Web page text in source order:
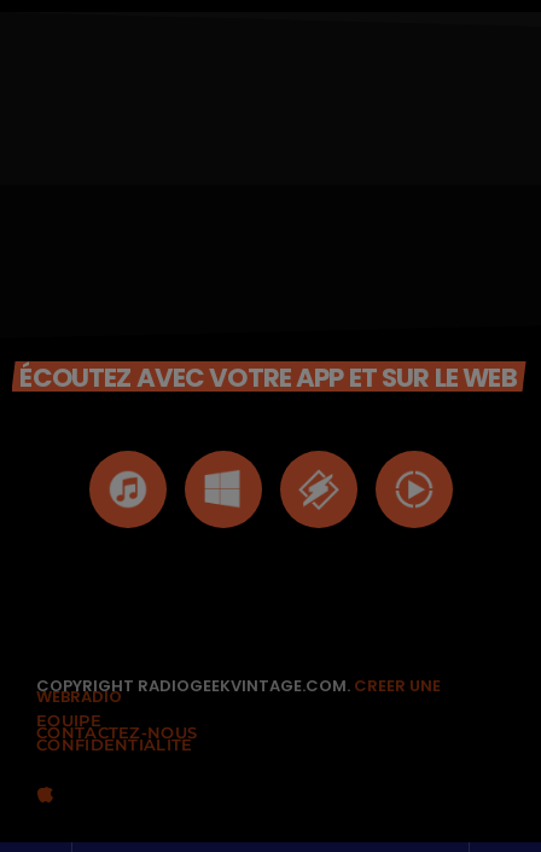
ÉCOUTEZ AVEC VOTRE APP ET SUR LE WEB
COPYRIGHT RADIOGEEKVINTAGE.COM. CREER UNE
WEBRADIO
EQUIPE
CONTACTEZ-NOUS
CONFIDENTIALITÉ